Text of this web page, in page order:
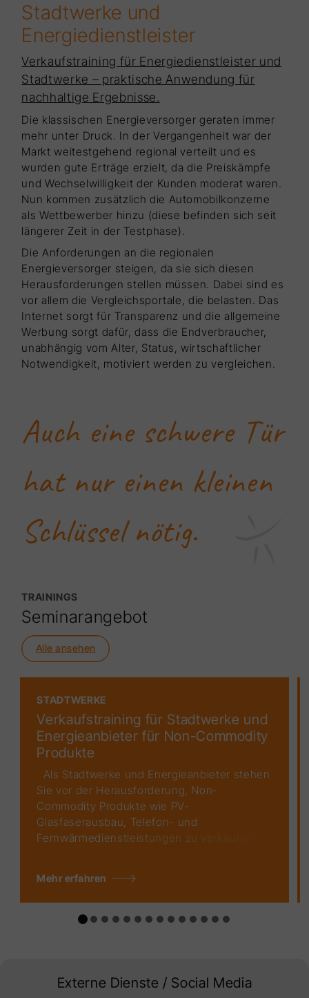
Stadtwerke und
Energiedienstleister
Verkaufstraining für Energiedienstleister und
Stadtwerke – praktische Anwendung für
nachhaltige Ergebnisse.
Die klassischen Energieversorger geraten immer
mehr unter Druck. In der Vergangenheit war der
Markt weitestgehend regional verteilt und es
wurden gute Erträge erzielt, da die Preiskämpfe
und Wechselwilligkeit der Kunden moderat waren.
Nun kommen zusätzlich die Automobilkonzerne
als Wettbewerber hinzu (diese befinden sich seit
längerer Zeit in der Testphase).
Die Anforderungen an die regionalen
Energieversorger steigen, da sie sich diesen
Herausforderungen stellen müssen. Dabei sind es
vor allem die Vergleichsportale, die belasten. Das
Internet sorgt für Transparenz und die allgemeine
Werbung sorgt dafür, dass die Endverbraucher,
unabhängig vom Alter, Status, wirtschaftlicher
Notwendigkeit, motiviert werden zu vergleichen.
Auch eine schwere Tür
hat nur einen kleinen
Schlüssel nötig.
TRAININGS
Seminarangebot
Alle ansehen
STADTWERKE
Verkaufstraining für Stadtwerke und
Energieanbieter für Non-Commodity
Produkte
Als Stadtwerke und Energieanbieter stehen
Sie vor der Herausforderung, Non-
Commodity Produkte wie PV-
Glasfaserausbau, Telefon- und
Fernwärmedienstleistungen zu verkaufen.
bei Ihren Kunden, die lieber woanders oder
das Internet bevorzugen. Die
Verkaufsstrategien für Non-Commodity
In einer immer komplexer werdenden
Mehr erfahren
Externe Dienste / Social Media